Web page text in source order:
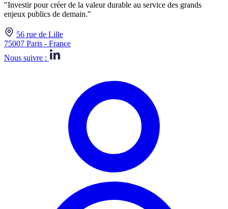
"Investir pour créer de la valeur durable au service des grands
enjeux publics de demain."
56 rue de Lille
75007 Paris - France
Nous suivre :